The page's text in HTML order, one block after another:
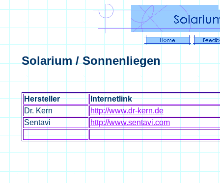
Solarium / Sonnenliegen
Hersteller
Internetlink
Dr. Kern
http://www.dr-kern.de
Sentavi
http://www.sentavi.com